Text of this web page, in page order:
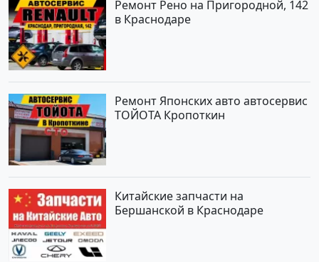
Ремонт Рено на Пригородной, 142
в Краснодаре
Ремонт Японских авто автосервис
ТОЙОТА Кропоткин
Китайские запчасти на
Бершанской в Краснодаре